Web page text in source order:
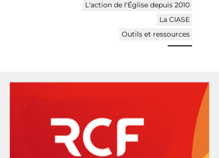
L'action de l'Église depuis 2010
La CIASE
Outils et ressources